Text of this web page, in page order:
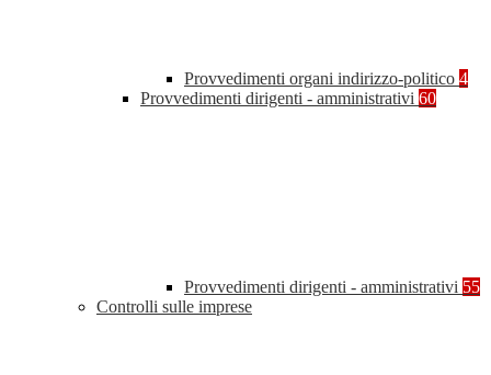
Provvedimenti organi indirizzo-politico 4
Provvedimenti dirigenti - amministrativi 60
Provvedimenti dirigenti - amministrativi 55
Controlli sulle imprese